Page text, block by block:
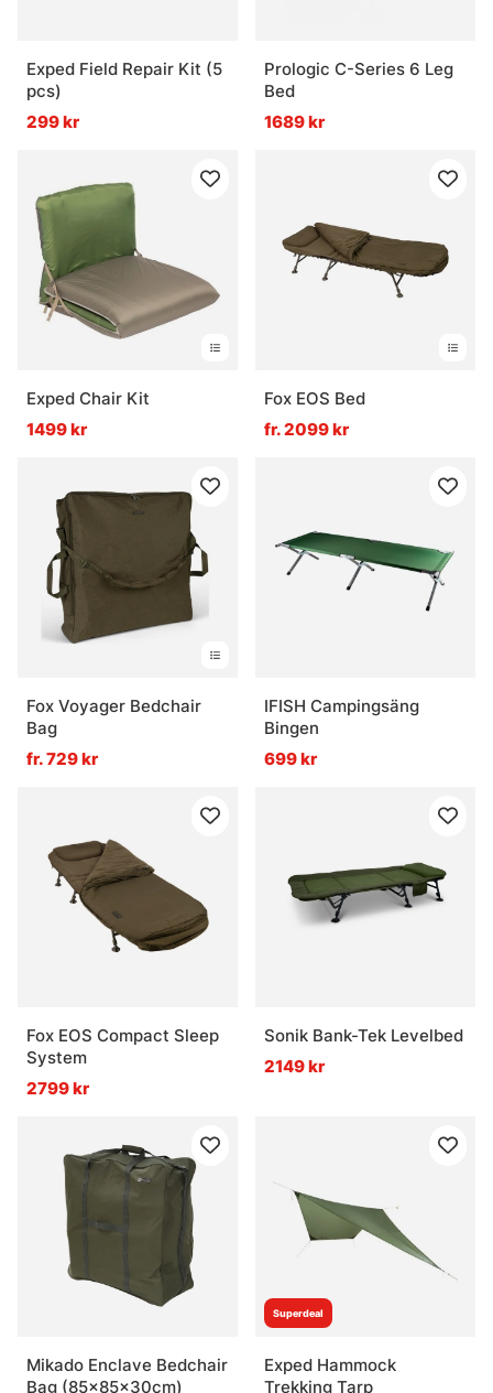
Exped Field Repair Kit (5
pcs)
299 kr
Prologic C-Series 6 Leg
Bed
1689 kr
Exped Chair Kit
1499 kr
Fox EOS Bed
fr. 2099 kr
Fox Voyager Bedchair
Bag
fr. 729 kr
IFISH Campingsäng
Bingen
699 kr
Fox EOS Compact Sleep
System
2799 kr
Sonik Bank-Tek Levelbed
2149 kr
Mikado Enclave Bedchair
Bag (85x85x30cm)
Superdeal
Exped Hammock
Trekking Tarp